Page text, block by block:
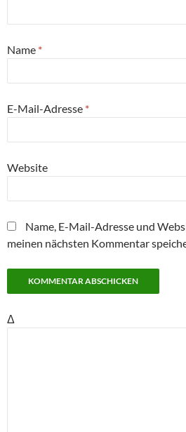
Name *
E-Mail-Adresse *
Website
Name, E-Mail-Adresse und
meinen nächsten Kommentar
Δ